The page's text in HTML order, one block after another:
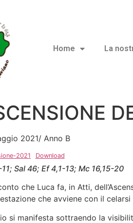
Home La
2021/ Anno B
2021 Download
11; Sal 46; Ef 4,1-13; Mc 16,15-20
che Luca fa, in Atti,
che avviene con il
si manifesta sottraendo la